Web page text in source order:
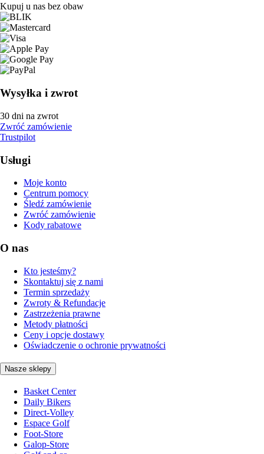
Kupuj u nas bez obaw
Wysyłka i zwrot
30 dni na zwrot
Zwróć zamówienie
Trustpilot
Usługi
Moje konto
Centrum pomocy
Śledź zamówienie
Zwróć zamówienie
Kody rabatowe
O nas
Kto jesteśmy?
Skontaktuj się z nami
Termin sprzedaży
Zwroty & Refundacje
Zastrzeżenia prawne
Metody płatności
Ceny i opcje dostawy
Oświadczenie o ochronie prywatności
Nasze sklepy
Basket Center
Daily Bikers
Direct-Volley
Espace Golf
Foot-Store
Galop-Store